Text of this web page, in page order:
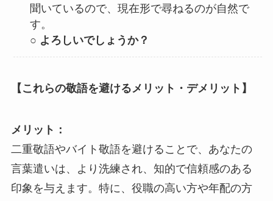
聞いているので、現在形で尋ねるのが自然で
す。
○ よろしいでしょうか？
【これらの敬語を避けるメリット・デメリット】
メリット：
二重敬語やバイト敬語を避けることで、あなたの
言葉遣いは、より洗練され、知的で信頼感のある
印象を与えます。特に、役職の高い方や年配の方